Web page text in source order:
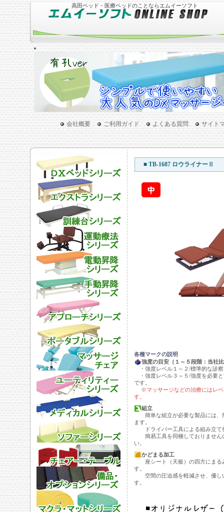
高田ベッド・医療ベッドのことならエムイーソフト
会社概要 ご利用ガイド よくある質問 サイト
■ TB-1687 ロウライナーⅡ
各種マークの説明
強度の目安（１～５段階：当社
・強度レベル１～２/標準的な診
・強度レベル３～５/強度を必要
です。
※マッサージなどの治療にはレ
す。
組立
簡単な組立が必要な製品には、
ます。
ドライバー工具による組み立て
簡易工具を同梱しておりません
い。
かどまる加工
座シート（天板）の四方にまる
す。
空間の圧迫感を軽減させ、優し
す。